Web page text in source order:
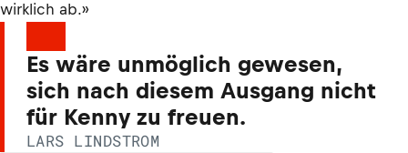
wirklich ab.»
Es wäre unmöglich gewesen,
sich nach diesem Ausgang nicht
für Kenny zu freuen.
LARS LINDSTROM